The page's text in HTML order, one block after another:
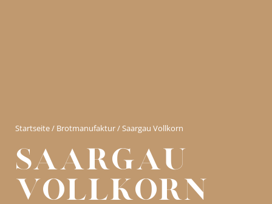
Startseite/ Brotmanufaktur/ Saargau Vollkorn
saargau
Vollkorn